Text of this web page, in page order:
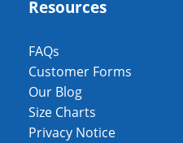
Resources
FAQs
Customer Forms
Our Blog
Size Charts
Privacy Notice